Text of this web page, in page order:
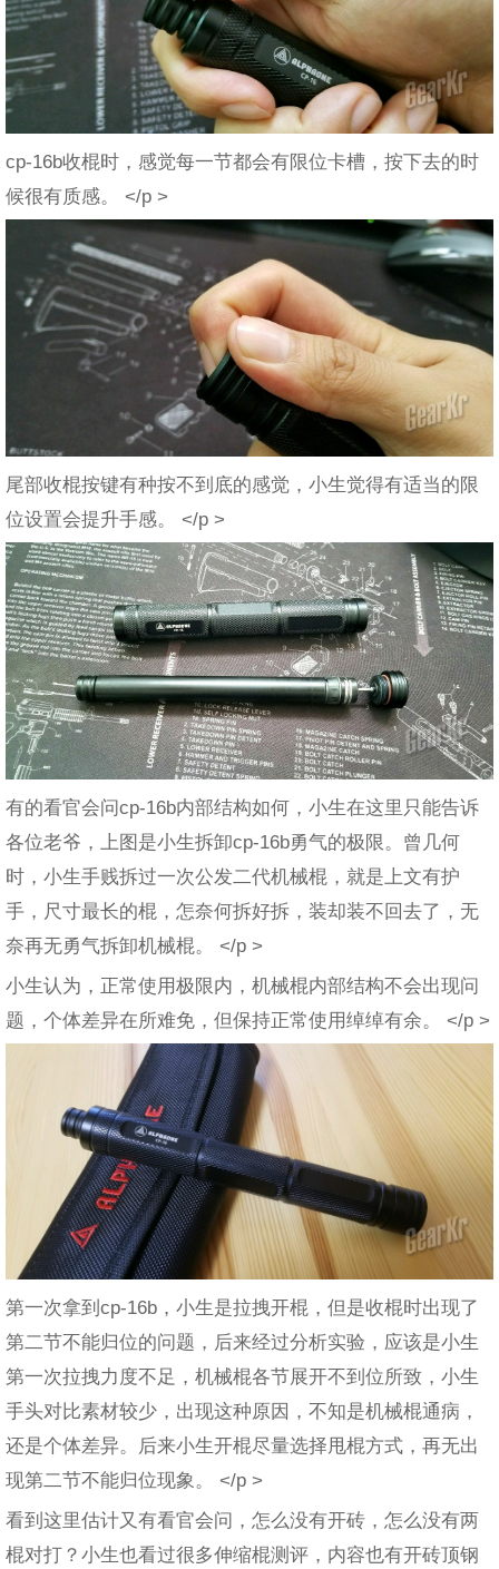
cp-16b收棍时，感觉每一节都会有限位卡槽，按下去的时
候很有质感。 </p >
尾部收棍按键有种按不到底的感觉，小生觉得有适当的限
位设置会提升手感。 </p >
有的看官会问cp-16b内部结构如何，小生在这里只能告诉
各位老爷，上图是小生拆卸cp-16b勇气的极限。曾几何
时，小生手贱拆过一次公发二代机械棍，就是上文有护
手，尺寸最长的棍，怎奈何拆好拆，装却装不回去了，无
奈再无勇气拆卸机械棍。 </p >
小生认为，正常使用极限内，机械棍内部结构不会出现问
题，个体差异在所难免，但保持正常使用绰绰有余。 </p >
第一次拿到cp-16b，小生是拉拽开棍，但是收棍时出现了
第二节不能归位的问题，后来经过分析实验，应该是小生
第一次拉拽力度不足，机械棍各节展开不到位所致，小生
手头对比素材较少，出现这种原因，不知是机械棍通病，
还是个体差异。后来小生开棍尽量选择甩棍方式，再无出
现第二节不能归位现象。 </p >
看到这里估计又有看官会问，怎么没有开砖，怎么没有两
棍对打？小生也看过很多伸缩棍测评，内容也有开砖顶钢